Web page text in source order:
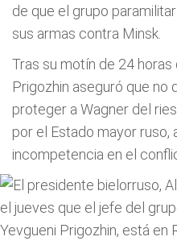
de que el grupo
sus armas contra Minsk.
Tras su motín de 24
Prigozhin aseguró que no
proteger a Wagner del
por el Estado mayor ruso,
incompetencia en el